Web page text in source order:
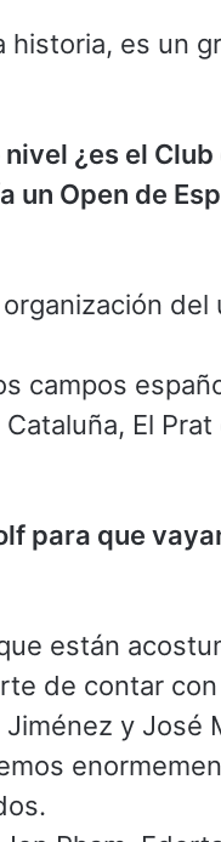
historia, es un
¿es el Club
un Open de
del
campos
El Prat
para que
están
de contar
y José